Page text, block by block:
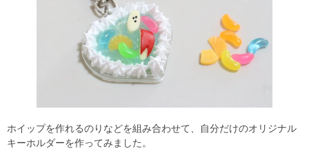
ホイップを作れるのりなどを組み合わせて、自分だけのオリジナル
キーホルダーを作ってみました。